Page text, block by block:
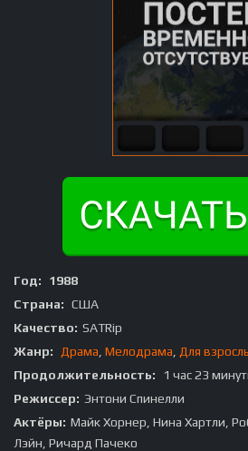
Год:
1988
Страна: США
Качество: SATRip
Жанр:
Драма Мелодрама
Для
Продолжительность:
1 час 23
Режиссер: Энтони Спинелли
Актёры: Майк Хорнер, Нина Хартли,
Лэйн, Ричард Пачеко